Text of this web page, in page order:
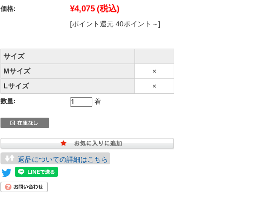
価格: ¥4,075 (税込)
[ポイント還元 40ポイント～]
サイズ
Mサイズ
×
Lサイズ
×
数量: 着
返品についての詳細はこちら